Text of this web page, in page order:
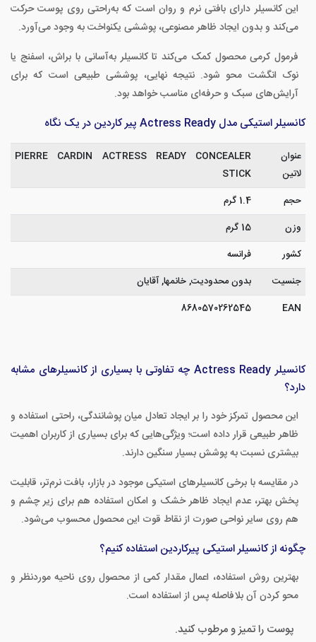
این کانسیلر دارای بافتی نرم و روان است که به‌راحتی روی پوست حرکت
می‌کند و بدون ایجاد ظاهر مصنوعی، پوششی یکنواخت به وجود می‌آورد.
فرمول کرمی محصول کمک می‌کند تا کانسیلر به‌آسانی با براش، اسفنج یا
نوک انگشت محو شود. نتیجه نهایی، پوششی طبیعی است که برای
آرایش‌های سبک و حرفه‌ای مناسب خواهد بود.
کانسیلر استیکی مدل Actress Ready پیر کاردین در یک نگاه
عنوان
لاتین
PIERRE CARDIN ACTRESS READY CONCEALER
STICK
حجم
1.4 گرم
وزن
15 گرم
کشور
فرانسه
جنسیت
بدون محدودیت, خانمها, آقایان
EAN
8680570262545
کانسیلر Actress Ready چه تفاوتی با بسیاری از کانسیلرهای مشابه
دارد؟
این محصول تمرکز خود را بر ایجاد تعادل میان پوشانندگی، راحتی استفاده و
ظاهر طبیعی قرار داده است؛ ویژگی‌هایی که برای بسیاری از کاربران اهمیت
بیشتری نسبت به پوشش بسیار سنگین دارند.
در مقایسه با برخی کانسیلرهای استیکی موجود در بازار، بافت نرم‌تر، قابلیت
پخش بهتر، عدم ایجاد ظاهر خشک و امکان استفاده هم برای زیر چشم و
هم روی سایر نواحی صورت از نقاط قوت این محصول محسوب می‌شود.
چگونه از کانسیلر استیکی پیرکاردین استفاده کنیم؟
بهترین روش استفاده، اعمال مقدار کمی از محصول روی ناحیه موردنظر و
محو کردن آن بلافاصله پس از استفاده است.
پوست را تمیز و مرطوب کنید.